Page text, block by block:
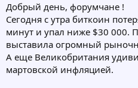
Добрый день, форумчане !
Сегодня с утра биткоин
минут и упал ниже $30 000.
выставила огромный
А еще Великобритания
мартовской инфляцией.